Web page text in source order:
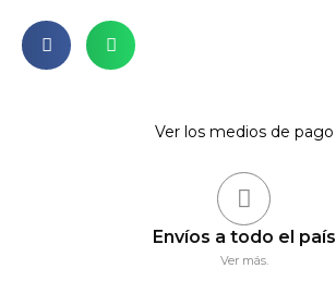
Ver los medios de pago
Envíos a todo el país
Ver más.